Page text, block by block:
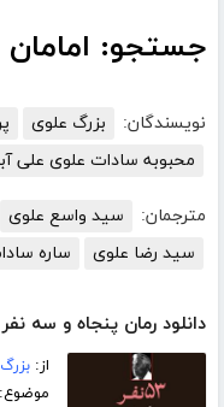
جستجو: امامان
نویسندگان: بزرگ علوی
محبوبه سادات علوی علی
مترجمان: سید واسع علوی
سید رضا علوی
ساره
دانلود رمان پنجاه و سه نفر
از:
موضوع: